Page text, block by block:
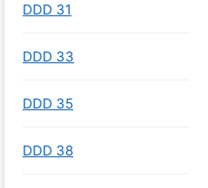
DDD 31
DDD 33
DDD 35
DDD 38